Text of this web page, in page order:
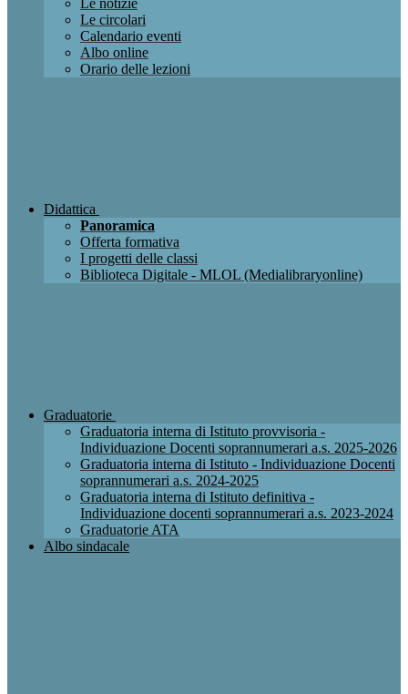
Le notizie
Le circolari
Calendario eventi
Albo online
Orario delle lezioni
Didattica
Panoramica
Offerta formativa
I progetti delle classi
Biblioteca Digitale - MLOL (Medialibraryonline)
Graduatorie
Graduatoria interna di Istituto provvisoria -
Individuazione Docenti soprannumerari a.s. 2025-2026
Graduatoria interna di Istituto - Individuazione Docenti
soprannumerari a.s. 2024-2025
Graduatoria interna di Istituto definitiva -
Individuazione docenti soprannumerari a.s. 2023-2024
Graduatorie ATA
Albo sindacale